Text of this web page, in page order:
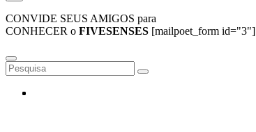
CONVIDE SEUS AMIGOS para
CONHECER o FIVESENSES [mailpoet_form id="3"]